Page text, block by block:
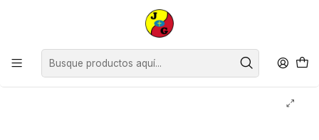
Disponible sólo Retiro en Tienda Osorno.
Supermercado
Chocolates Ritter Sport Semi Amargo con Almendras ( 2 x 100 G )